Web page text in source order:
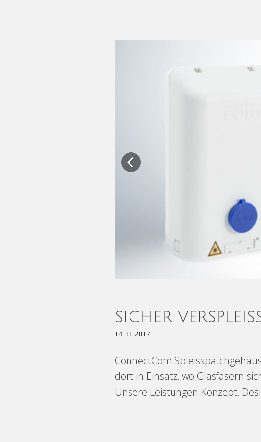
Previous
SICHER
14.11.2017.
ConnectCom
dort in Einsatz, wo Glasfasern
Unsere Leistungen Konzept,